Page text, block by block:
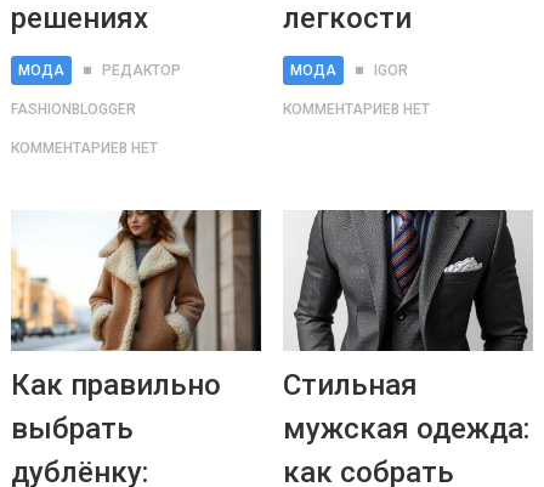
решениях
МОДА РЕДАКТОР
FASHIONBLOGGER
КОММЕНТАРИЕВ НЕТ
легкости
МОДА IGOR
КОММЕНТАРИЕВ НЕТ
Как правильно
выбрать
дублёнку:
Стильная
мужская одежда:
как собрать